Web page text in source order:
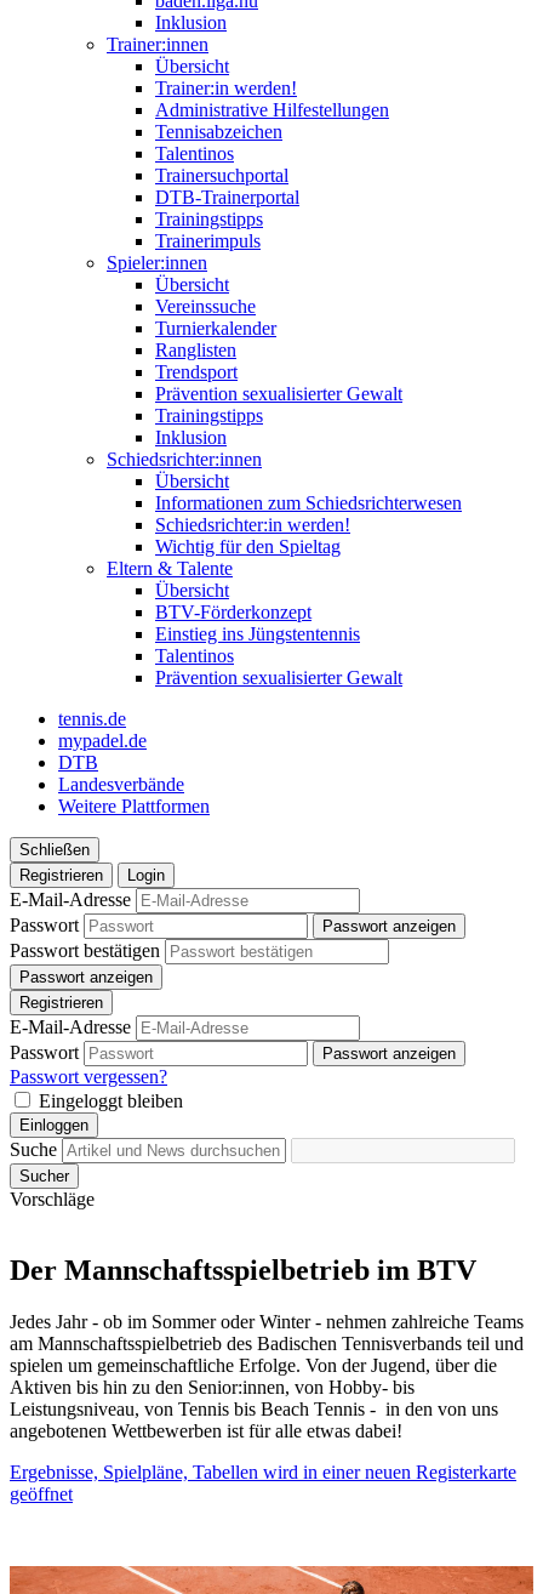
Inklusion
Trainer:innen
Übersicht
Trainer:in werden!
Administrative Hilfestellungen
Tennisabzeichen
Talentinos
Trainersuchportal
DTB-Trainerportal
Trainingstipps
Trainerimpuls
Spieler:innen
Übersicht
Vereinssuche
Turnierkalender
Ranglisten
Trendsport
Prävention sexualisierter Gewalt
Trainingstipps
Inklusion
Schiedsrichter:innen
Übersicht
Informationen zum Schiedsrichterwesen
Schiedsrichter:in werden!
Wichtig für den Spieltag
Eltern & Talente
Übersicht
BTV-Förderkonzept
Einstieg ins Jüngstentennis
Talentinos
Prävention sexualisierter Gewalt
tennis.de
mypadel.de
DTB
Landesverbände
Weitere Plattformen
Schließen
Registrieren
Login
E-Mail-Adresse
Passwort
Passwort anzeigen
Passwort bestätigen
Passwort anzeigen
Registrieren
E-Mail-Adresse
Passwort
Passwort anzeigen
Passwort vergessen?
Eingeloggt bleiben
Einloggen
Suche
Sucher
Vorschläge
Der Mannschaftsspielbetrieb im BTV
Jedes Jahr - ob im Sommer oder Winter - nehmen zahlreiche Teams
am Mannschaftsspielbetrieb des Badischen Tennisverbands teil und
spielen um gemeinschaftliche Erfolge. Von der Jugend, über die
Aktiven bis hin zu den Senior:innen, von Hobby- bis
Leistungsniveau, von Tennis bis Beach Tennis - in den von uns
angebotenen Wettbewerben ist für alle etwas dabei!
Ergebnisse, Spielpläne, Tabellen wird in einer neuen Registerkarte
geöffnet